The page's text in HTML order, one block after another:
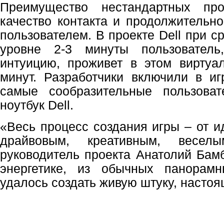
Преимущество нестандартных
качество контакта и
пользователем. В проекте Dell при
уровне 2-3 минуты
интуицию, проживет в этом
минут. Разработчики включили в
самые сообразительные
ноутбук Dell.
«Весь процесс создания игры – от
драйвовым, креативным,
руководитель проекта Анатолий
энергетике, из обычных
удалось создать живую штуку,